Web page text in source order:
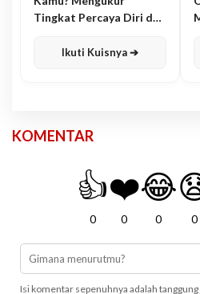
Tingkat Percaya Diri dan
Ikuti Kuisnya ➔
KOMENTAR
👍
0
❤️
0
😂
0 0
Isi komentar sepenuhnya adalah